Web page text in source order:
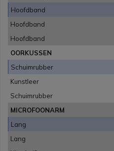
Hoofdband
Hoofdband
Hoofdband
OORKUSSEN
Schuimrubber
Kunstleer
Schuimrubber
MICROFOONARM
Lang
Lang